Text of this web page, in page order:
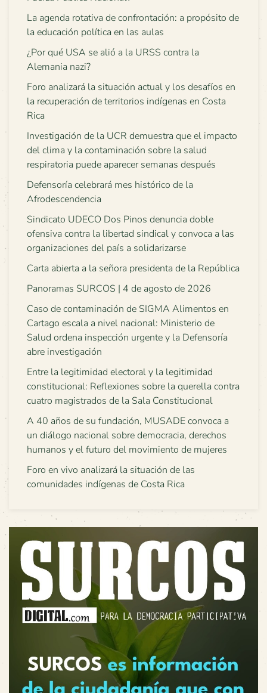
La agenda rotativa de confrontación: a propósito de
la educación política en las aulas
¿Por qué USA se alió a la URSS contra la
Alemania nazi?
Foro analizará la situación actual y los desafíos en
la recuperación de territorios indígenas en Costa
Rica
Investigación de la UCR demuestra que el impacto
del clima y la contaminación sobre la salud
respiratoria puede aparecer semanas después
Defensoría celebrará mes histórico de la
Afrodescendencia
Sindicato UDECO Dos Pinos denuncia doble
ofensiva contra la libertad sindical y convoca a las
organizaciones del país a solidarizarse
Carta abierta a la señora presidenta de la República
Panoramas SURCOS | 4 de agosto de 2026
Caso de contaminación de SIGMA Alimentos en
Cartago escala a nivel nacional: Ministerio de
Salud ordena inspección urgente y la Defensoría
abre investigación
Entre la legitimidad electoral y la legitimidad
constitucional: Reflexiones sobre la querella contra
cuatro magistrados de la Sala Constitucional
A 40 años de su fundación, MUSADE convoca a
un diálogo nacional sobre democracia, derechos
humanos y el futuro del movimiento de mujeres
Foro en vivo analizará la situación de las
comunidades indígenas de Costa Rica